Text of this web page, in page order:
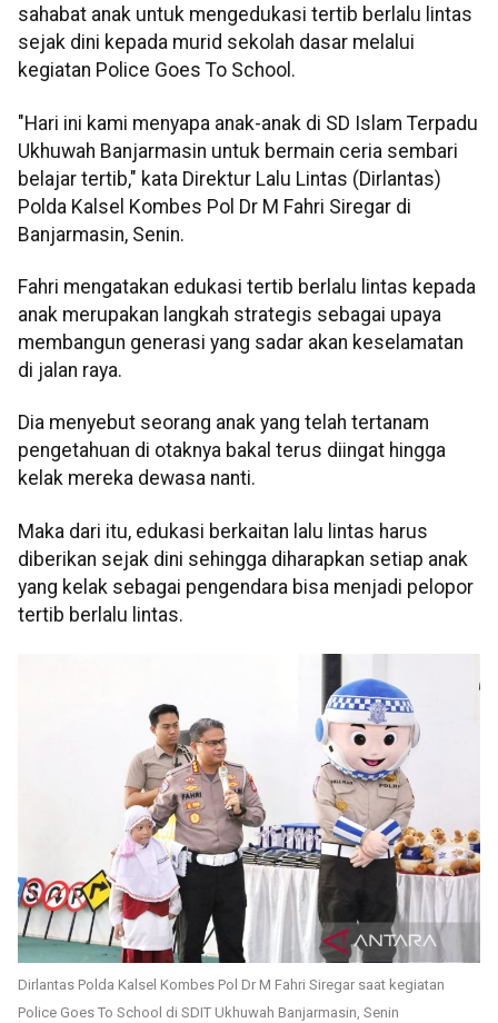
sahabat anak untuk mengedukasi tertib berlalu lintas
sejak dini kepada murid sekolah dasar melalui
kegiatan Police Goes To School.
"Hari ini kami menyapa anak-anak di SD Islam Terpadu
Ukhuwah Banjarmasin untuk bermain ceria sembari
belajar tertib," kata Direktur Lalu Lintas (Dirlantas)
Polda Kalsel Kombes Pol Dr M Fahri Siregar di
Banjarmasin, Senin.
Fahri mengatakan edukasi tertib berlalu lintas kepada
anak merupakan langkah strategis sebagai upaya
membangun generasi yang sadar akan keselamatan
di jalan raya.
Dia menyebut seorang anak yang telah tertanam
pengetahuan di otaknya bakal terus diingat hingga
kelak mereka dewasa nanti.
Maka dari itu, edukasi berkaitan lalu lintas harus
diberikan sejak dini sehingga diharapkan setiap anak
yang kelak sebagai pengendara bisa menjadi pelopor
tertib berlalu lintas.
Dirlantas Polda Kalsel Kombes Pol Dr M Fahri Siregar saat kegiatan
Police Goes To School di SDIT Ukhuwah Banjarmasin, Senin